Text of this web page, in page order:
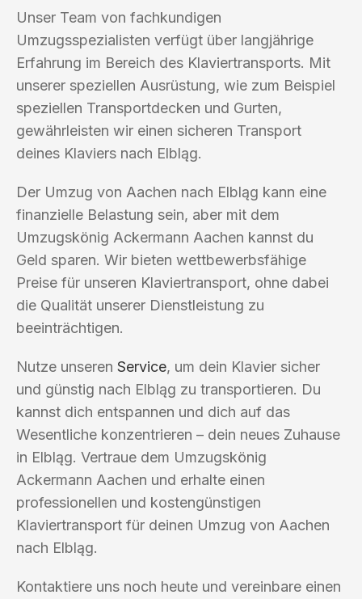
Unser Team von fachkundigen
Umzugsspezialisten verfügt über langjährige
Erfahrung im Bereich des Klaviertransports. Mit
unserer speziellen Ausrüstung, wie zum Beispiel
speziellen Transportdecken und Gurten,
gewährleisten wir einen sicheren Transport
deines Klaviers nach Elbląg.
Der Umzug von Aachen nach Elbląg kann eine
finanzielle Belastung sein, aber mit dem
Umzugskönig Ackermann Aachen kannst du
Geld sparen. Wir bieten wettbewerbsfähige
Preise für unseren Klaviertransport, ohne dabei
die Qualität unserer Dienstleistung zu
beeinträchtigen.
Nutze unseren Service, um dein Klavier sicher
und günstig nach Elbląg zu transportieren. Du
kannst dich entspannen und dich auf das
Wesentliche konzentrieren – dein neues Zuhause
in Elbląg. Vertraue dem Umzugskönig
Ackermann Aachen und erhalte einen
professionellen und kostengünstigen
Klaviertransport für deinen Umzug von Aachen
nach Elbląg.
Kontaktiere uns noch heute und vereinbare einen